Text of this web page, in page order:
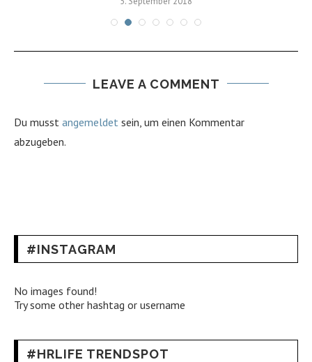
LEAVE A COMMENT
Du musst angemeldet sein, um einen Kommentar
abzugeben.
#INSTAGRAM
No images found!
Try some other hashtag or username
#HRLIFE TRENDSPOT